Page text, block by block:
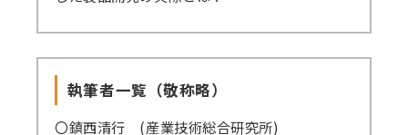
執筆者一覧（敬称略）
〇鎮西清行 (産業技術総合研究所)